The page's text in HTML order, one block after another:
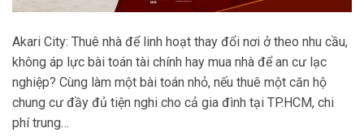
Akari City: Thuê nhà để linh hoạt thay đổi nơi ở theo nhu cầu,
không áp lực bài toán tài chính hay mua nhà để an cư lạc
nghiệp? Cùng làm một bài toán nhỏ, nếu thuê một căn hộ
chung cư đầy đủ tiện nghi cho cả gia đình tại TP.HCM, chi
phí trung…